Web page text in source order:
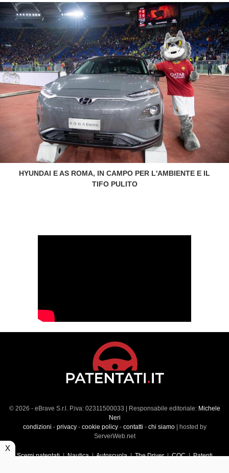
HYUNDAI E AS ROMA, IN CAMPO PER L'AMBIENTE E IL
TIFO PULITO
© 2026 - eBrave S.r.l. P.iva: 02311500033 | Responsabile editoriale: Michele
Neri
condizioni - privacy- cookie policy- contatti - chi siamo| hosted by
ServerWeb.net
Scemi patentati|Nautica|Autoscuola|The Driver|CQC|Patenti
X